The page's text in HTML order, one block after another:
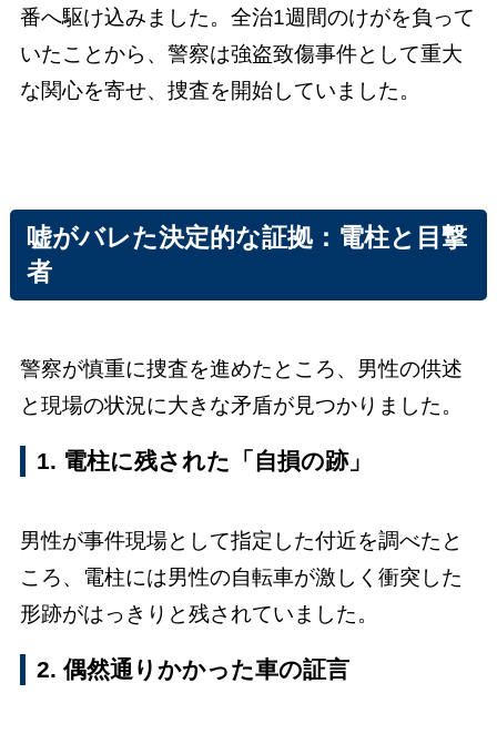
番へ駆け込みました。全治1週間のけがを負って
いたことから、警察は強盗致傷事件として重大
な関心を寄せ、捜査を開始していました。
嘘がバレた決定的な証拠：電柱と目撃
者
警察が慎重に捜査を進めたところ、男性の供述
と現場の状況に大きな矛盾が見つかりました。
1. 電柱に残された「自損の跡」
男性が事件現場として指定した付近を調べたと
ころ、電柱には男性の自転車が激しく衝突した
形跡がはっきりと残されていました。
2. 偶然通りかかった車の証言